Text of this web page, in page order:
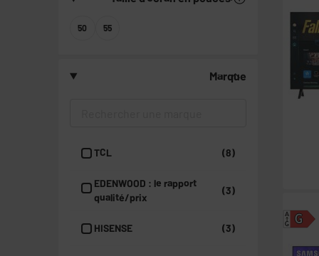
50 55
Marque
TCL (8)
EDENWOOD : le rapport
qualité/prix
(3)
HISENSE (3)
G
A
G